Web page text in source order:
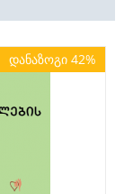
დანაზოგი 42%